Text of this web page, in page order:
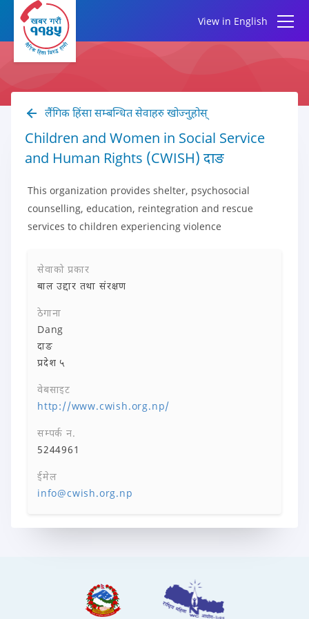
View in English
लैंगिक हिंसा सम्बन्धित सेवाहरु खोज्नुहोस्
Children and Women in Social Service
and Human Rights (CWISH) दाङ
This organization provides shelter, psychosocial
counselling, education, reintegration and rescue
services to children experiencing violence
सेवाको प्रकार
बाल उद्दार तथा संरक्षण
ठेगाना
Dang
दाङ
प्रदेश ५
वेबसाइट
http://www.cwish.org.np/
सम्पर्क न.
5244961
ईमेल
info@cwish.org.np